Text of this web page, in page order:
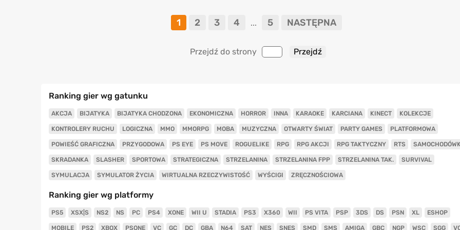
1 2 3 4 ... 5 NASTĘPNA
Przejdź do strony
Ranking gier wg gatunku
AKCJA BIJATYKA BIJATYKA CHODZONA EKONOMICZNA HORROR INNA KARAOKE KARCIANA KINECT KOLEKCJE
KONTROLERY RUCHU LOGICZNA MMO MMORPG MOBA MUZYCZNA OTWARTY ŚWIAT PARTY GAMES PLATFORMOWA
POWIEŚĆ GRAFICZNA PRZYGODOWA PS EYE PS MOVE ROGUELIKE RPG RPG AKCJI RPG TAKTYCZNY RTS
SKRADANKA SLASHER SPORTOWA STRATEGICZNA STRZELANINA STRZELANINA FPP STRZELANINA TAK. SURVIVAL
SYMULACJA SYMULATOR ŻYCIA WIRTUALNA RZECZYWISTOŚĆ WYŚCIGI ZRĘCZNOŚCIOWA
Ranking gier wg platformy
PS5 XSX|S NS2 NS PC PS4 XONE WII U STADIA PS3 X360 WII PS VITA PSP 3DS DS PSN XL ESHOP
MOBILE PS2 XBOX PSONE VC GC DC GBA N64 SAT NES SNES SMD SMS AMIGA GBC NGP WSC SGG